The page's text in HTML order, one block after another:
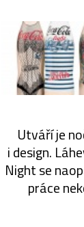
Utváří je
i design.
Night se
práce